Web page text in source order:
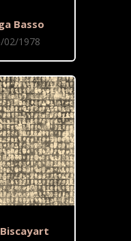
Basso
02/1978